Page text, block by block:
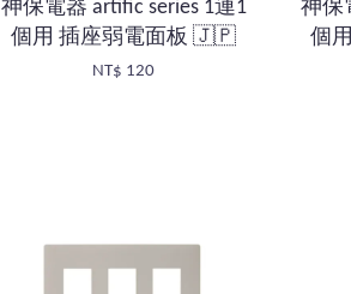
神保電器 artific series 1連1
個用 插座弱電面板 🇯🇵
NT$ 120
神保
個